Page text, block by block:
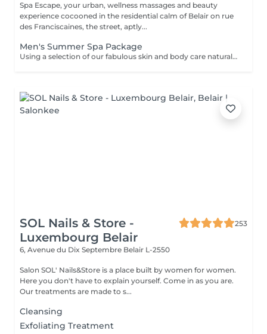
Spa Escape, your urban, wellness massages and beauty
experience cocooned in the residential calm of Belair on rue
des Franciscaines, the street, aptly...
Men's Summer Spa Package
Using a selection of our fabulous skin and body care natural and organic products, we provide you with a Kanzu foot bath and massage while you sip on a thyme and cucumber Sparkling Water concoction (optional). Then feel the tension and stress melt away from your face, neck, shoulders and scalp as you lay back and experience an upper body massage followed by an intoxicating, hot-towel face treatment ending with a calming hair and scalp massage.
SOL Nails & Store -
Luxembourg Belair
253
6, Avenue du Dix Septembre Belair L-2550
Salon SOL' Nails&Store is a place built by women for women.
Here you don't have to explain yourself. Come in as you are.
Our treatments are made to s...
Cleansing
Exfoliating Treatment